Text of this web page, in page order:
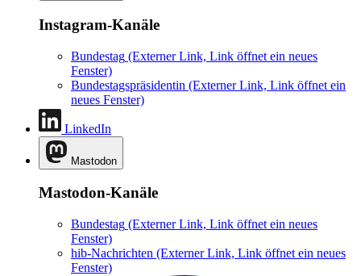
Instagram-Kanäle
Bundestag (Externer Link, Link öffnet ein neues
Fenster)
Bundestagspräsidentin (Externer Link, Link öffnet ein
neues Fenster)
LinkedIn
Mastodon
Mastodon-Kanäle
Bundestag (Externer Link, Link öffnet ein neues
Fenster)
hib-Nachrichten (Externer Link, Link öffnet ein neues
Fenster)